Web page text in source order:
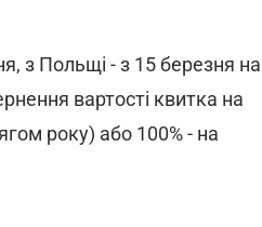
з Польщі - з 15 березня на
вартості квитка на
року) або 100% - на